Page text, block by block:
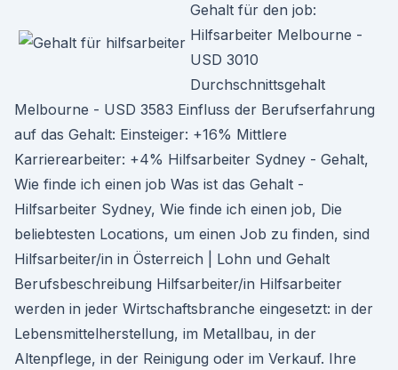
Gehalt für den job:
Hilfsarbeiter Melbourne -
USD 3010
Durchschnittsgehalt
Melbourne - USD 3583 Einfluss der Berufserfahrung
auf das Gehalt: Einsteiger: +16% Mittlere
Karrierearbeiter: +4% Hilfsarbeiter Sydney - Gehalt,
Wie finde ich einen job Was ist das Gehalt -
Hilfsarbeiter Sydney, Wie finde ich einen job, Die
beliebtesten Locations, um einen Job zu finden, sind
Hilfsarbeiter/in in Österreich | Lohn und Gehalt
Berufsbeschreibung Hilfsarbeiter/in Hilfsarbeiter
werden in jeder Wirtschaftsbranche eingesetzt: in der
Lebensmittelherstellung, im Metallbau, in der
Altenpflege, in der Reinigung oder im Verkauf. Ihre